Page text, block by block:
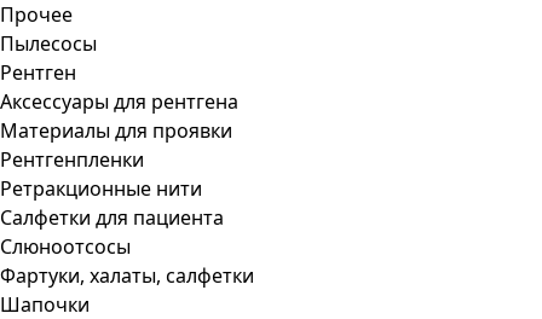
Прочее
Пылесосы
Рентген
Аксессуары для рентгена
Материалы для проявки
Рентгенпленки
Ретракционные нити
Салфетки для пациента
Слюноотсосы
Фартуки, халаты, салфетки
Шапочки